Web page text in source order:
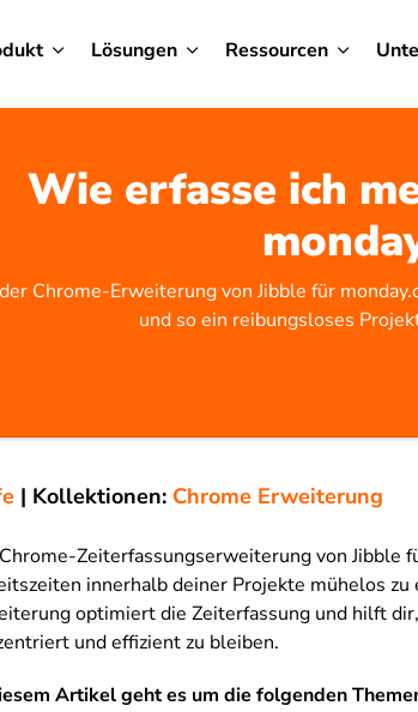
Lösungen Ressourcen
Wie erfasse ich
Chrome-Erweiterung von Jibble für
und so ein reibungsloses
| Kollektionen: Chrome Erweiterung
Zeiterfassungserweiterung von Jibble
innerhalb deiner Projekte mühelos
optimiert die Zeiterfassung und hilft
und effizient zu bleiben.
Artikel geht es um die folgenden